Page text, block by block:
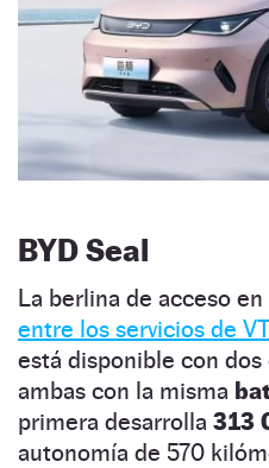
BYD Seal
La berlina de acceso en
entre los servicios de
está disponible con
ambas con la misma
primera desarrolla 313
autonomía de 570